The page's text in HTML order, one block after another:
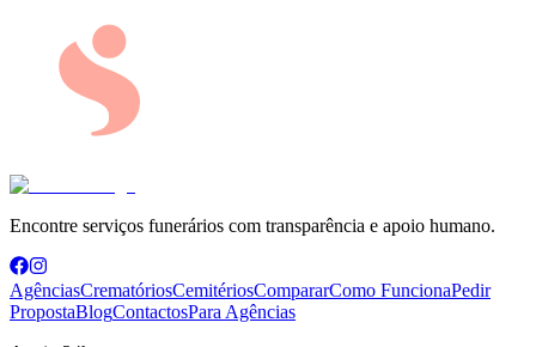
Encontre serviços funerários com transparência e apoio humano.
AgênciasCrematóriosCemitériosCompararComo FuncionaPedir
PropostaBlogContactosPara Agências